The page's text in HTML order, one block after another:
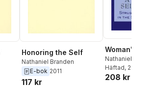
Honoring the Self
Nathaniel Branden
E-bok 2011
117 kr
Woman's
Nathaniel
Häftad, 2012
208 kr